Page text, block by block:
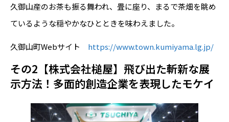
久御山産のお茶も振る舞われ、畳に座り、まるで茶畑を眺め
ているような穏やかなひとときを味わえました。
久御山町Webサイト https://www.town.kumiyama.lg.jp/
その2【株式会社槌屋】飛び出た斬新な展
示方法！多面的創造企業を表現したモケイ